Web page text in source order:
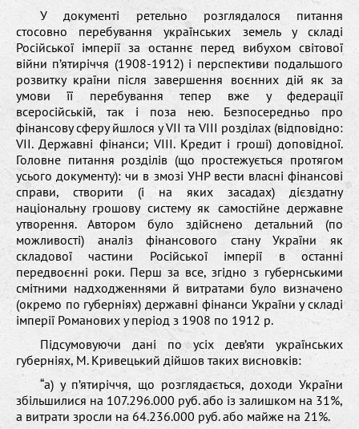
У документі ретельно розглядалося питання
стосовно перебування українських земель у складі
Російської імперії за останнє перед вибухом світової
війни п’ятиріччя (1908-1912) і перспективи подальшого
розвитку країни після завершення воєнних дій як за
умови її перебування тепер вже у федерації
всеросійській, так і поза нею. Безпосередньо про
фінансову сферу йшлося у VII та VIII розділах (відповідно:
VII. Державні фінанси; VIII. Кредит і гроші) доповідної.
Головне питання розділів (що простежується протягом
усього документу): чи в змозі УНР вести власні фінансові
справи, створити (і на яких засадах) дієздатну
національну грошову систему як самостійне державне
утворення. Автором було здійснено детальний (по
можливості) аналіз фінансового стану України як
складової частини Російської імперії в останні
передвоєнні роки. Перш за все, згідно з губернськими
смітними надходженнями й витратами було визначено
(окремо по губерніях) державні фінанси України у складі
імперії Романових у період з 1908 по 1912 р.
Підсумовуючи дані по усіх дев’яти українських
губерніях, М. Кривецький дійшов таких висновків:
“а) у п’ятиріччя, що розглядається, доходи України
збільшилися на 107.296.000 руб. або із залишком на 31%,
а витрати зросли на 64.236.000 руб. або майже на 21%.